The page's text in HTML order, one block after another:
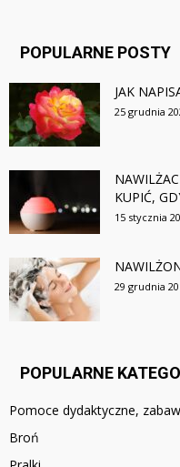
POPULARNE POSTY
JAK
25 grudnia
KUPIĆ,
15 stycznia
29 grudnia
POPULARNE
Pomoce dydaktyczne,
Broń